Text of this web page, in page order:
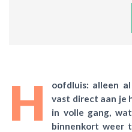
H
oofdluis: alleen
vast direct aan je
in volle gang,
binnenkort weer